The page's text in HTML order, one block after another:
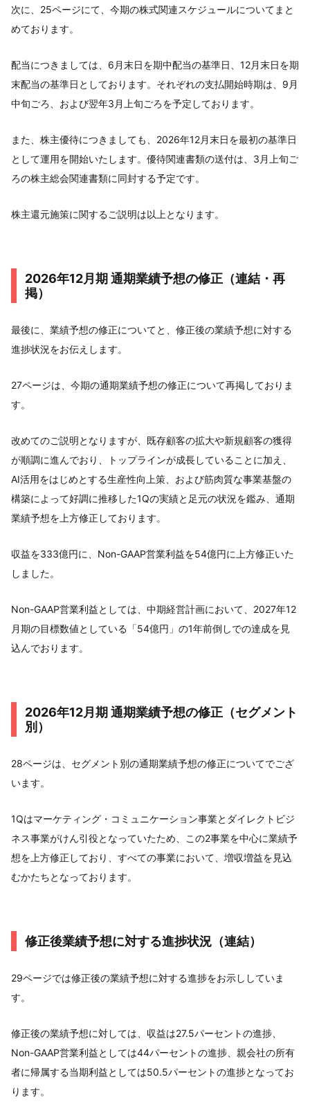
次に、25ページにて、今期の株式関連スケジュールについてまと
めております。
配当につきましては、6月末日を期中配当の基準日、12月末日を期
末配当の基準日としております。それぞれの支払開始時期は、9月
中旬ごろ、および翌年3月上旬ごろを予定しております。
また、株主優待につきましても、2026年12月末日を最初の基準日
として運用を開始いたします。優待関連書類の送付は、3月上旬ご
ろの株主総会関連書類に同封する予定です。
株主還元施策に関するご説明は以上となります。
2026年12月期 通期業績予想の修正（連結・再
掲）
最後に、業績予想の修正についてと、修正後の業績予想に対する
進捗状況をお伝えします。
27ページは、今期の通期業績予想の修正について再掲しておりま
す。
改めてのご説明となりますが、既存顧客の拡大や新規顧客の獲得
が順調に進んでおり、トップラインが成長していることに加え、
AI活用をはじめとする生産性向上策、および筋肉質な事業基盤の
構築によって好調に推移した1Qの実績と足元の状況を鑑み、通期
業績予想を上方修正しております。
収益を333億円に、Non-GAAP営業利益を54億円に上方修正いた
しました。
Non-GAAP営業利益としては、中期経営計画において、2027年12
月期の目標数値としている「54億円」の1年前倒しでの達成を見
込んでおります。
2026年12月期 通期業績予想の修正（セグメント
別）
28ページは、セグメント別の通期業績予想の修正についてでござ
います。
1Qはマーケティング・コミュニケーション事業とダイレクトビジ
ネス事業がけん引役となっていたため、この2事業を中心に業績予
想を上方修正しており、すべての事業において、増収増益を見込
むかたちとなっております。
修正後業績予想に対する進捗状況（連結）
29ページでは修正後の業績予想に対する進捗をお示ししていま
す。
修正後の業績予想に対しては、収益は27.5パーセントの進捗、
Non-GAAP営業利益としては44パーセントの進捗、親会社の所有
者に帰属する当期利益としては50.5パーセントの進捗となってお
ります。